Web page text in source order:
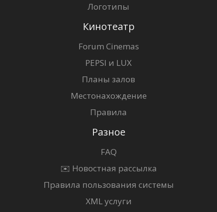
Логотипы
Кинотеатр
Forum Cinemas
PEPSI и LUX
Планы залов
Местонахождение
Правила
Разное
FAQ
✉️ Новостная рассылка
Правила пользования системы
XML услуги